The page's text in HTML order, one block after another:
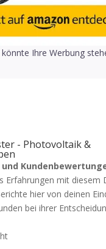
Ihre Werbung
- Photovoltaik &
Erfahrungen mit diesem
hier von deinen
bei ihrer